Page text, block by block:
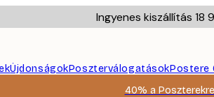
Ingyenes kiszállítás
ÚjdonságokPoszterválogatásokPostere
40% a